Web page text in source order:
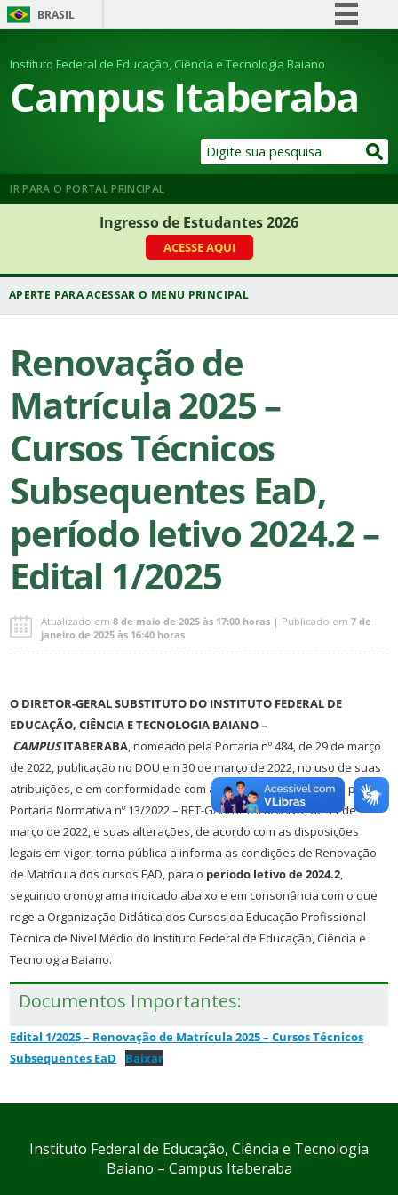
BRASIL
Comunica BR
Participe
Legislação
Instituto Federal de Educação, Ciência e Tecnologia Baiano
Campus Itaberaba
IR PARA O PORTAL PRINCIPAL
Ingresso de Estudantes 2026
ACESSE AQUI
Renovação de
Matrícula 2025 –
Cursos Técnicos
Subsequentes EaD,
período letivo 2024.2 –
Edital 1/2025
Atualizado em8 de maio de 2025 às 17:00 horas | Publicado em7 de
janeiro de 2025 às 16:40 horas
O DIRETOR-GERAL SUBSTITUTO DO INSTITUTO FEDERAL DE
EDUCAÇÃO, CIÊNCIA E TECNOLOGIA BAIANO –
CAMPUSITABERABA, nomeado pela Portaria nº 484, de 29 de março
de 2022, publicação no DOU em 30 de março de 2022, no uso de suas
atribuições, e em conformidade com as atribuições delegadas pela
Portaria Normativa nº 13/2022 – RET-GAB/RET/IFBAIANO, de 11 de
março de 2022, e suas alterações, de acordo com as disposições
legais em vigor, torna pública a informa as condições de Renovação
de Matrícula dos cursos EAD, para o período letivo de 2024.2,
seguindo cronograma indicado abaixo e em consonância com o que
rege a Organização Didática dos Cursos da Educação Profissional
Técnica de Nível Médio do Instituto Federal de Educação, Ciência e
Tecnologia Baiano.
Documentos Importantes:
Edital 1/2025 – Renovação de Matrícula 2025 – Cursos Técnicos
Subsequentes EaD
Baixar
Instituto Federal de Educação, Ciência e Tecnologia
Baiano – Campus Itaberaba